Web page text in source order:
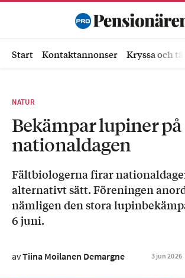
Start Kontaktannonser Kryssa och
NATUR
Bekämpar lupiner på
nationaldagen
Fältbiologerna firar
alternativt sätt. Föreningen
nämligen den stora
6 juni.
avTiina Moilanen Demargne 3 jun 2026